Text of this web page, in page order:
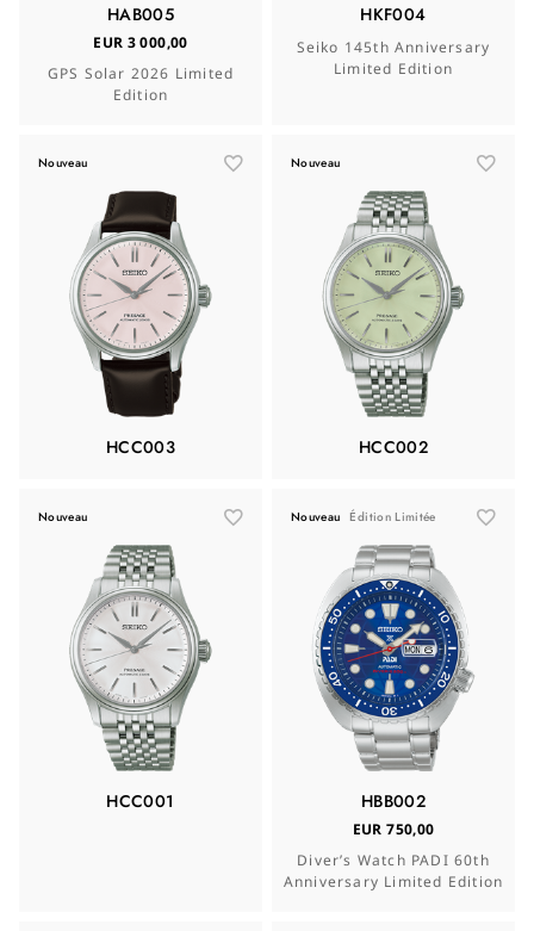
HAB005
EUR 3 000,00
GPS Solar 2026 Limited
Edition
HKF004
Seiko 145th Anniversary
Limited Edition
Nouveau
HCC003
Nouveau
HCC002
Nouveau
HCC001
Nouveau Édition Limitée
HBB002
EUR 750,00
Diver’s Watch PADI 60th
Anniversary Limited Edition